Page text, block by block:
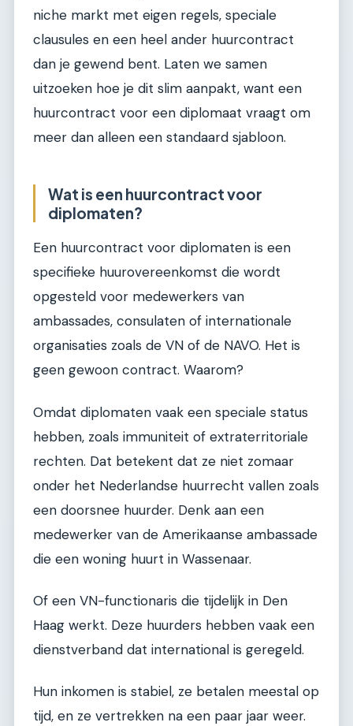
niche markt met eigen regels, speciale
clausules en een heel ander huurcontract
dan je gewend bent. Laten we samen
uitzoeken hoe je dit slim aanpakt, want een
huurcontract voor een diplomaat vraagt om
meer dan alleen een standaard sjabloon.
Wat is een huurcontract voor
diplomaten?
Een huurcontract voor diplomaten is een
specifieke huurovereenkomst die wordt
opgesteld voor medewerkers van
ambassades, consulaten of internationale
organisaties zoals de VN of de NAVO. Het is
geen gewoon contract. Waarom?
Omdat diplomaten vaak een speciale status
hebben, zoals immuniteit of extraterritoriale
rechten. Dat betekent dat ze niet zomaar
onder het Nederlandse huurrecht vallen zoals
een doorsnee huurder. Denk aan een
medewerker van de Amerikaanse ambassade
die een woning huurt in Wassenaar.
Of een VN-functionaris die tijdelijk in Den
Haag werkt. Deze huurders hebben vaak een
dienstverband dat international is geregeld.
Hun inkomen is stabiel, ze betalen meestal op
tijd, en ze vertrekken na een paar jaar weer.